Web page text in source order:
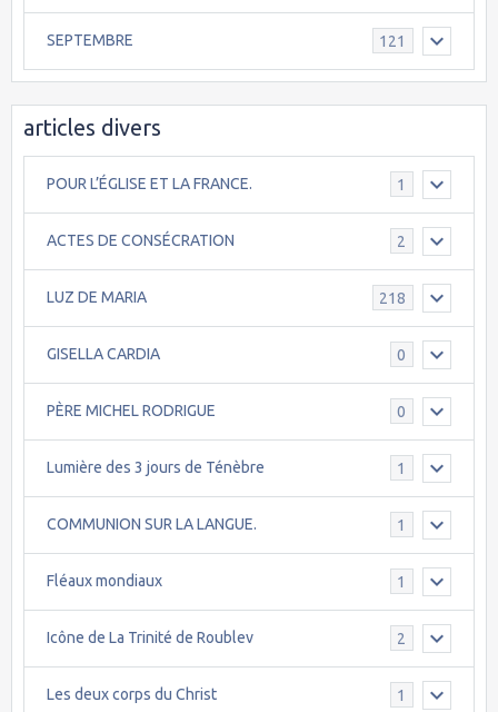
SEPTEMBRE 121
articles divers
POUR L’ÉGLISE ET LA FRANCE. 1
ACTES DE CONSÉCRATION 2
LUZ DE MARIA 218
GISELLA CARDIA 0
PÈRE MICHEL RODRIGUE 0
Lumière des 3 jours de Ténèbre 1
COMMUNION SUR LA LANGUE. 1
Fléaux mondiaux 1
Icône de La Trinité de Roublev 2
Les deux corps du Christ 1